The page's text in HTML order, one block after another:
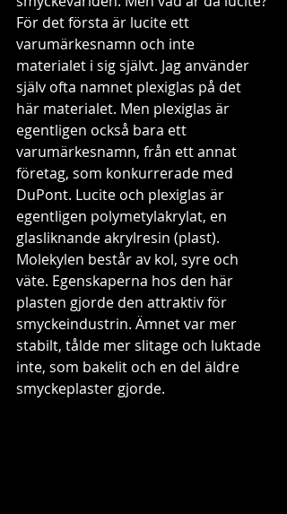
För det första är lucite ett
varumärkesnamn och inte
materialet i sig självt. Jag använder
själv ofta namnet plexiglas på det
här materialet. Men plexiglas är
egentligen också bara ett
varumärkesnamn, från ett annat
företag, som konkurrerade med
DuPont. Lucite och plexiglas är
egentligen polymetylakrylat, en
glasliknande akrylresin (plast).
Molekylen består av kol, syre och
väte. Egenskaperna hos den här
plasten gjorde den attraktiv för
smyckeindustrin. Ämnet var mer
stabilt, tålde mer slitage och luktade
inte, som bakelit och en del äldre
smyckeplaster gjorde.